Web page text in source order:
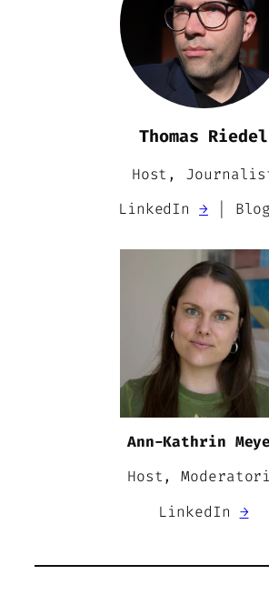
Thomas Riedel
Host,
LinkedIn→ |
Ann-Kathrin
Host,
LinkedIn →